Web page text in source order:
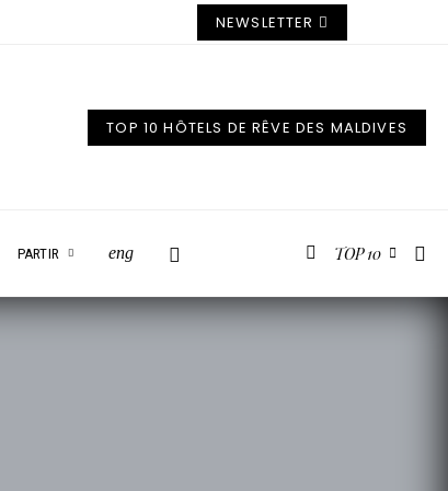
NEWSLETTER
TOP 10 HÔTELS DE RÊVE DES MALDIVES
PARTIR eng TOP 10